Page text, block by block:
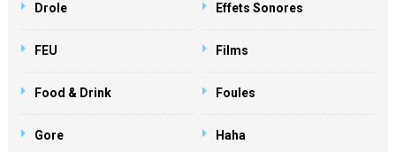
Drole Effets Sonores
FEU Films
Food & Drink Foules
Gore Haha